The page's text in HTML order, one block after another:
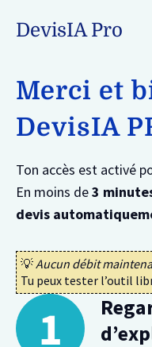
DevisIA Pro
Merci et
DevisIA
Ton accès est activé
En moins de3
devis
💡Aucun débit
Tu peux tester l’outil